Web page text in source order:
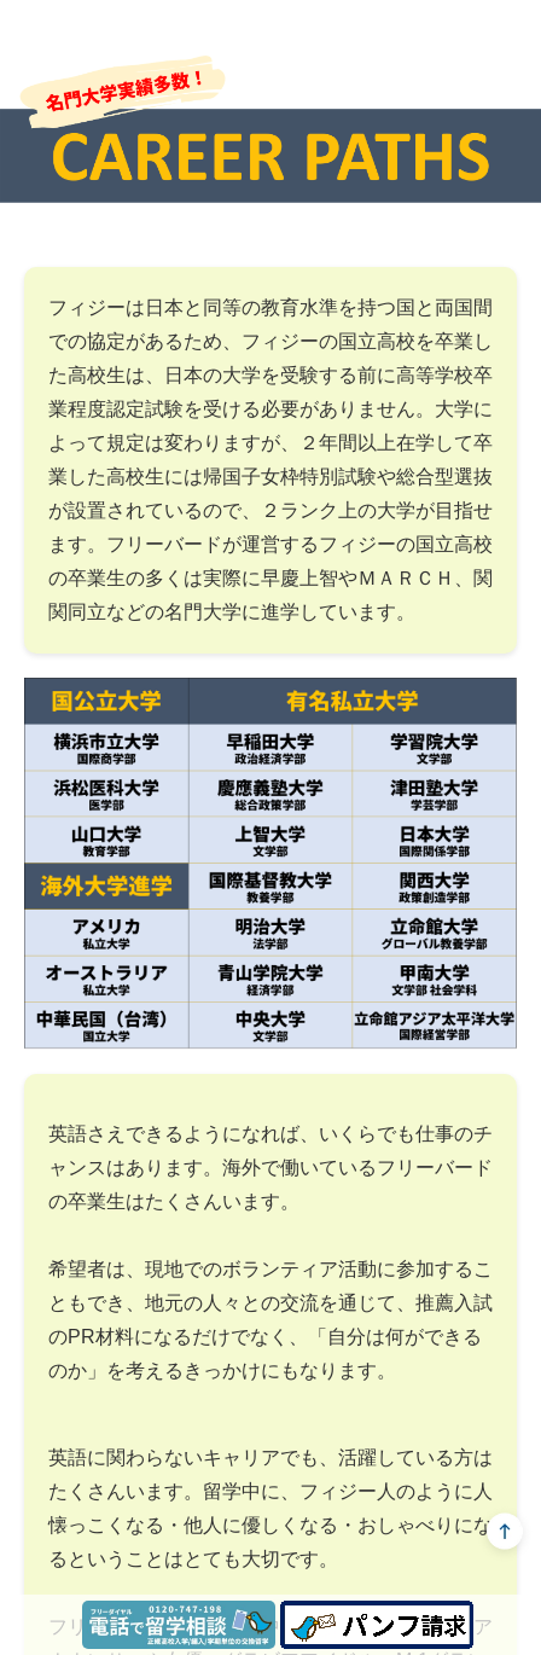
フィジーは日本と同等の教育水準を持つ国と両国間
での協定があるため、フィジーの国立高校を卒業し
た高校生は、日本の大学を受験する前に高等学校卒
業程度認定試験を受ける必要がありません。大学に
よって規定は変わりますが、２年間以上在学して卒
業した高校生には帰国子女枠特別試験や総合型選抜
が設置されているので、２ランク上の大学が目指せ
ます。フリーバードが運営するフィジーの国立高校
の卒業生の多くは実際に早慶上智やＭＡＲＣＨ、関
関同立などの名門大学に進学しています。
英語さえできるようになれば、いくらでも仕事のチ
ャンスはあります。海外で働いているフリーバード
の卒業生はたくさんいます。
希望者は、現地でのボランティア活動に参加するこ
ともでき、地元の人々との交流を通じて、推薦入試
のPR材料になるだけでなく、「自分は何ができる
のか」を考えるきっかけにもなります。
英語に関わらないキャリアでも、活躍している方は
たくさんいます。留学中に、フィジー人のように人
懐っこくなる・他人に優しくなる・おしゃべりにな
るということはとても大切です。
フリーバードの卒業生の中には、テレビ局の女子ア